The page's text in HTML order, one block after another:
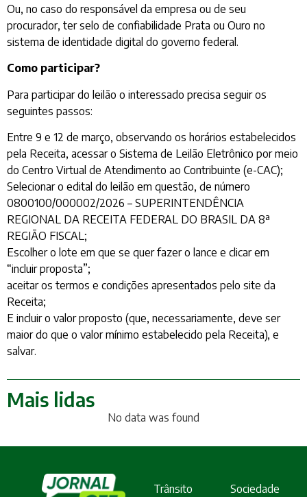
Ou, no caso do responsável da empresa ou de seu
procurador, ter selo de confiabilidade Prata ou Ouro no
sistema de identidade digital do governo federal.
Como participar?
Para participar do leilão o interessado precisa seguir os
seguintes passos:
Entre 9 e 12 de março, observando os horários estabelecidos
pela Receita, acessar o Sistema de Leilão Eletrônico por meio
do Centro Virtual de Atendimento ao Contribuinte (e-CAC);
Selecionar o edital do leilão em questão, de número
0800100/000002/2026 – SUPERINTENDÊNCIA
REGIONAL DA RECEITA FEDERAL DO BRASIL DA 8ª
REGIÃO FISCAL;
Escolher o lote em que se quer fazer o lance e clicar em
“incluir proposta”;
aceitar os termos e condições apresentados pelo site da
Receita;
E incluir o valor proposto (que, necessariamente, deve ser
maior do que o valor mínimo estabelecido pela Receita), e
salvar.
Mais lidas
No data was found
Trânsito Sociedade